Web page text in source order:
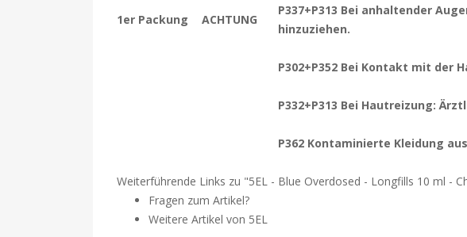
1er Packung ACHTUNG
P337+P313 Bei anhaltender
hinzuziehen.
P302+P352 Bei Kontakt mit der
P332+P313 Bei Hautreizung:
P362 Kontaminierte Kleidung
Weiterführende Links zu "5EL - Blue Overdosed - Longfills 10 ml -
Fragen zum Artikel?
Weitere Artikel von 5EL